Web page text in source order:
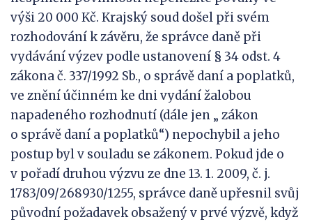
výši 20 000 Kč. Krajský soud došel při svém
rozhodování k závěru, že správce daně při
vydávání výzev podle ustanovení § 34 odst. 4
zákona č. 337/1992 Sb., o správě daní a poplatků,
ve znění účinném ke dni vydání žalobou
napadeného rozhodnutí (dále jen „ zákon
o správě daní a poplatků“) nepochybil a jeho
postup byl v souladu se zákonem. Pokud jde o
v pořadí druhou výzvu ze dne 13. 1. 2009, č. j.
1783/09/268930/1255, správce daně upřesnil svůj
původní požadavek obsažený v prvé výzvě, když